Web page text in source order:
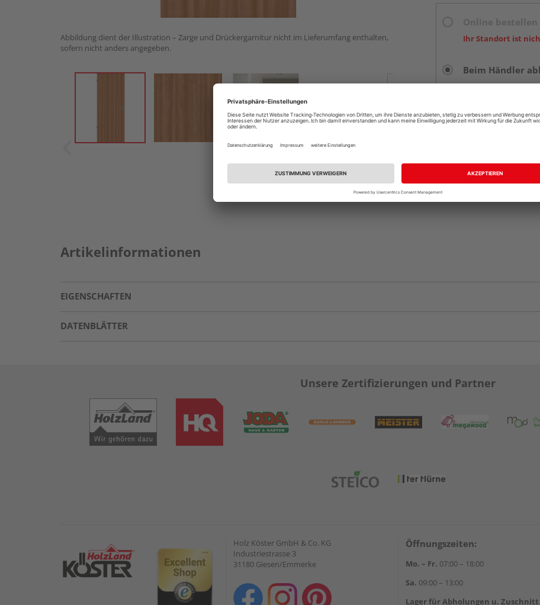
Abbildung dient der Illustration – Zarge und Drückergarnitur nicht im Lieferumfang enthalten,
sofern nicht anders angegeben.
Ihr Standort ist
Beim Händler
Auf Vorbestellung:
Komplettangebot
Artikelinformationen
EIGENSCHAFTEN
DATENBLÄTTER
Unsere Zertifizierungen und Partner
Holz Köster GmbH & Co. KG
Industriestrasse 3
31180 Giesen/Emmerke
Öffnungszeiten:
Mo. – Fr. 07:00 – 18:00
Sa. 09:00 – 13:00
Lager für Abholungen u. Zuschnitt